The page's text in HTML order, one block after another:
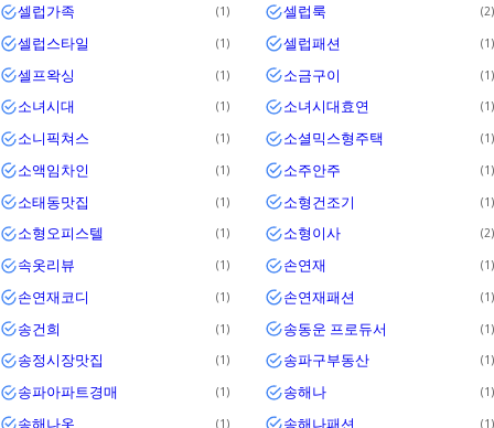
셀럽가족 1 셀럽룩 2
셀럽스타일 1 셀럽패션 1
셀프왁싱 1 소금구이 1
소녀시대 1 소녀시대효연 1
소니픽쳐스 1 소셜믹스형주택 1
소액임차인 1 소주안주 1
소태동맛집 1 소형건조기 1
소형오피스텔 1 소형이사 2
속옷리뷰 1 손연재 1
손연재코디 1 손연재패션 1
송건희 1 송동운 프로듀서 1
송정시장맛집 1 송파구부동산 1
송파아파트경매 1 송해나 1
송해나옷 1 송해나패션 1